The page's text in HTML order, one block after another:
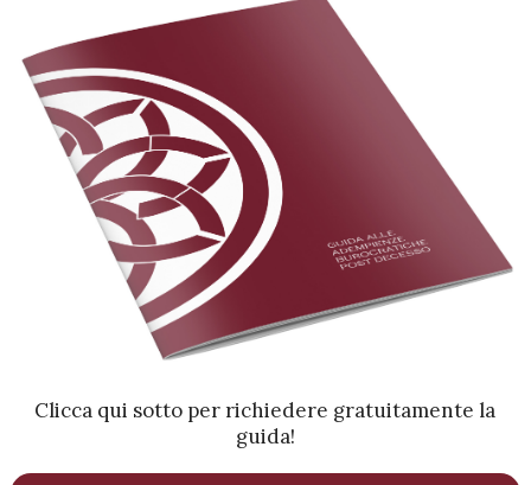
Clicca qui sotto per richiedere gratuitamente la
guida!